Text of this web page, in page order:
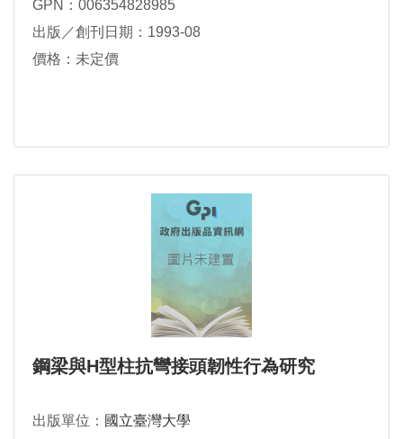
GPN：006354828985
出版／創刊日期：1993-08
價格：未定價
鋼梁與H型柱抗彎接頭韌性行為研究
出版單位： 國立臺灣大學